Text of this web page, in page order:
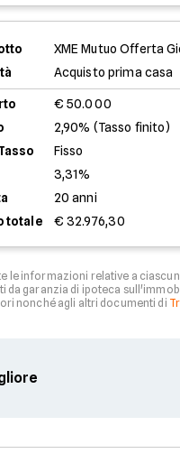
XME Mutuo Offerta
Acquisto prima casa
€ 50.000
2,90% (Tasso finito)
Fisso
3,31%
20 anni
totale
€ 32.976,30
le informazioni relative a
da garanzia di ipoteca
nonché agli altri documenti di